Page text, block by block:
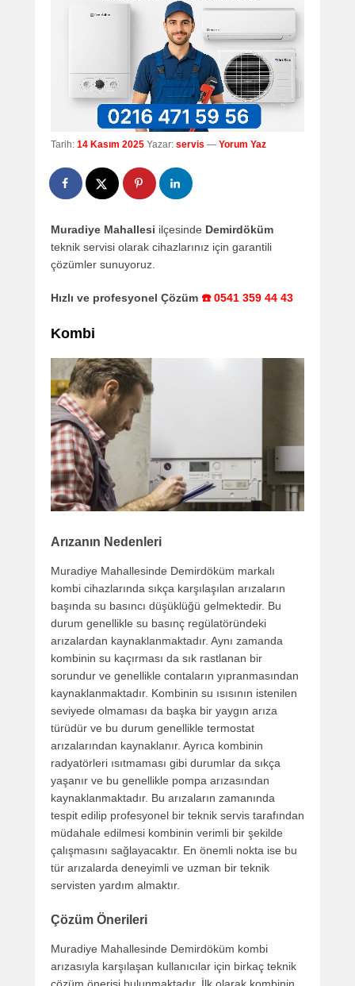
Tarih: 14 Kasım 2025 Yazar: servis — Yorum Yaz
Muradiye Mahallesi ilçesinde Demirdöküm
teknik servisi olarak cihazlarınız için garantili
çözümler sunuyoruz.
Hızlı ve profesyonel Çözüm ☎️ 0541 359 44 43
Kombi
Arızanın Nedenleri
Muradiye Mahallesinde Demirdöküm markalı
kombi cihazlarında sıkça karşılaşılan arızaların
başında su basıncı düşüklüğü gelmektedir. Bu
durum genellikle su basınç regülatöründeki
arızalardan kaynaklanmaktadır. Aynı zamanda
kombinin su kaçırması da sık rastlanan bir
sorundur ve genellikle contaların yıpranmasından
kaynaklanmaktadır. Kombinin su ısısının istenilen
seviyede olmaması da başka bir yaygın arıza
türüdür ve bu durum genellikle termostat
arızalarından kaynaklanır. Ayrıca kombinin
radyatörleri ısıtmaması gibi durumlar da sıkça
yaşanır ve bu genellikle pompa arızasından
kaynaklanmaktadır. Bu arızaların zamanında
tespit edilip profesyonel bir teknik servis tarafından
müdahale edilmesi kombinin verimli bir şekilde
çalışmasını sağlayacaktır. En önemli nokta ise bu
tür arızalarda deneyimli ve uzman bir teknik
servisten yardım almaktır.
Çözüm Önerileri
Muradiye Mahallesinde Demirdöküm kombi
arızasıyla karşılaşan kullanıcılar için birkaç teknik
çözüm önerisi bulunmaktadır. İlk olarak kombinin